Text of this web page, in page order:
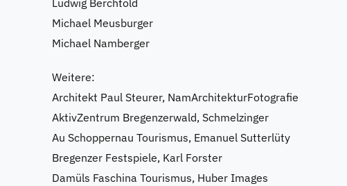
Ludwig Berchtold
Michael Meusburger
Michael Namberger
Weitere:
Architekt Paul Steurer, NamArchitekturFotografie
AktivZentrum Bregenzerwald, Schmelzinger
Au Schoppernau Tourismus, Emanuel Sutterlüty
Bregenzer Festspiele, Karl Forster
Damüls Faschina Tourismus, Huber Images